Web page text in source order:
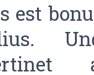
est